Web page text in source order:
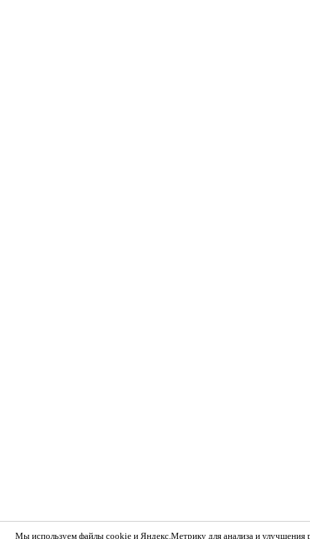
Мы используем файлы cookie и Яндекс.Метрику для анализа и улучшения